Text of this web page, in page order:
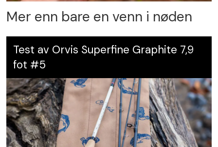
Mer enn bare en venn i nøden
Test av Orvis Superfine Graphite 7,9
fot #5